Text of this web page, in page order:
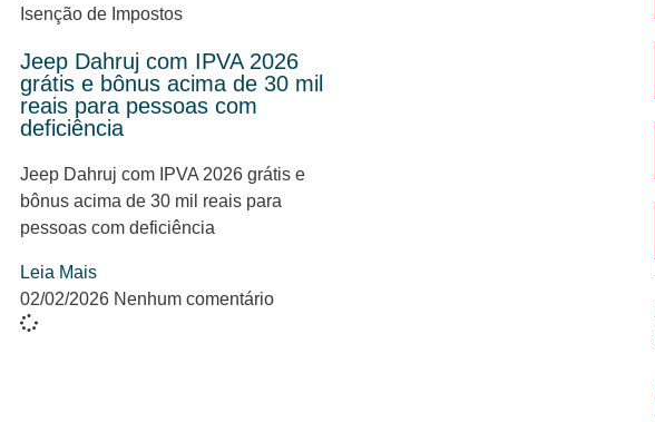
Isenção de Impostos
Jeep Dahruj com IPVA 2026
grátis e bônus acima de 30 mil
reais para pessoas com
deficiência
Jeep Dahruj com IPVA 2026 grátis e
bônus acima de 30 mil reais para
pessoas com deficiência
Leia Mais
02/02/2026 Nenhum comentário